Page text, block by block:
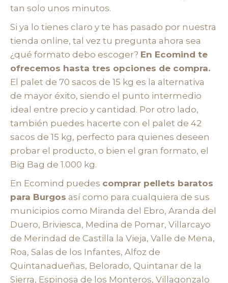
tan solo unos minutos.
Si ya lo tienes claro y te has pasado por nuestra
tienda online, tal vez tu pregunta ahora sea
¿qué formato debo escoger? En Ecomind te
ofrecemos hasta tres opciones de compra.
El palet de 70 sacos de 15 kg es la alternativa
de mayor éxito, siendo el punto intermedio
ideal entre precio y cantidad. Por otro lado,
también puedes hacerte con el palet de 42
sacos de 15 kg, perfecto para quienes deseen
probar el producto, o bien el gran formato, el
Big Bag de 1.000 kg.
En Ecomind puedes comprar pellets baratos
para Burgos así como para cualquiera de sus
municipios como Miranda del Ebro, Aranda del
Duero, Briviesca, Medina de Pomar, Villarcayo
de Merindad de Castilla la Vieja, Valle de Mena,
Roa, Salas de los Infantes, Alfoz de
Quintanadueñas, Belorado, Quintanar de la
Sierra, Espinosa de los Monteros, Villagonzalo